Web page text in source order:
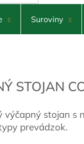
Suroviny
STOJAN
výčapný stojan s
prevádzok.